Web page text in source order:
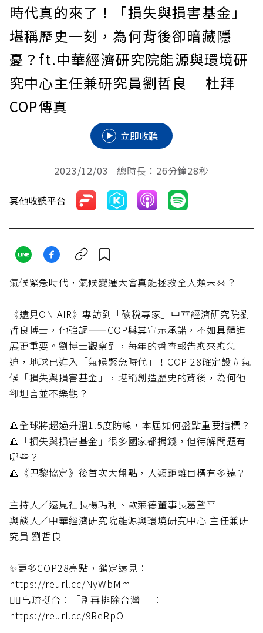
時代真的來了！「損失與損害基金」
堪稱歷史一刻，為何背後卻暗藏隱
憂？ft.中華經濟研究院能源與環境研
究中心主任兼研究員劉哲良 ︱杜拜
COP傳真︱
立即收聽
2023/12/03 總時長：26分鐘28秒
其他收聽平台
氣候緊急時代，氣候變遷大會真能拯救全人類未來？
《遠見ON AIR》專訪到「碳稅專家」中華經濟研究院劉
哲良博士，他強調——COP與其宣示承諾，不如具體進
展更重要。劉博士觀察到，每年的盤查報告愈來愈急
迫，地球已進入「氣候緊急時代」！COP 28確定設立氣
候「損失與損害基金」，堪稱創造歷史的背後，為何他
卻坦言並不樂觀？
🔺全球將超過升溫1.5度防線，本屆如何盤點重要指標？
🔺「損失與損害基金」很多國家都捐錢，但待解問題有
哪些？
🔺《巴黎協定》後首次大盤點，人類距離目標有多遠？
主持人／遠見社長楊瑪利、歐萊德董事長葛望平
與談人／中華經濟研究院能源與環境研究中心 主任兼研
究員 劉哲良
✨更多COP28亮點，鎖定遠見：
https://reurl.cc/NyWbMm
🏃‍♂帛琉挺台：「別再排除台灣」 ：
https://reurl.cc/9ReRpO